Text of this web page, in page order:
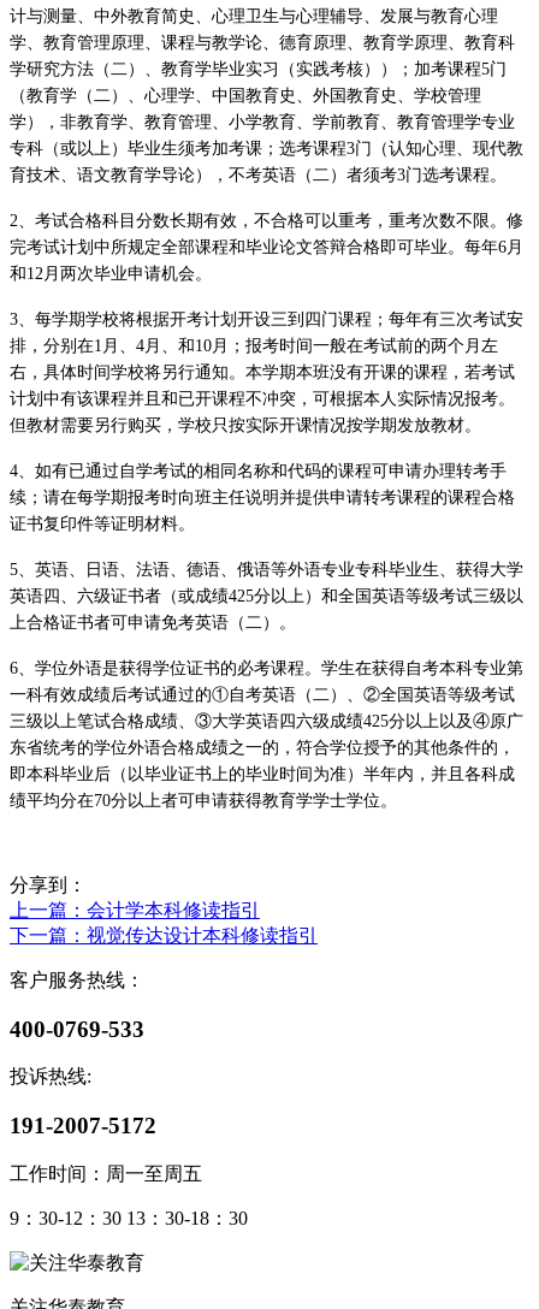
计与测量、中外教育简史、心理卫生与心理辅导、发展与教育心理
学、教育管理原理、课程与教学论、德育原理、教育学原理、教育科
学研究方法（二）、教育学毕业实习（实践考核）
）；加考课程5门
（教育学（二）、心理学、中国教育史、外国教育史、学校管理
学），非教育学、教育管理、小学教育、学前教育、教育管理学专业
专科（或以上）毕业生须考加考课；选考课程3门（认知心理、现代教
育技术、语文教育学导论）
， 不考英语（二）者须考3门选考课程。
2、 考试合格科目分数长期有效，不合格可以重考，重考次数不限。修
完考试计划中所规定全部课程和毕业论文答辩合格即可毕业。 每年6月
和12月两次毕业申请机会。
3、 每学期学校将根据开考计划开设三到四门课程；每年有三次考试安
排 ，分别在1月、4月、和10月；报考时间一般在考试前的两个月左
右，具体时间学校将另行通知。本学期本班没有开课的课程，若考试
计划中有该课程并且和已开课程不冲突，可根据本人实际情况报考。
但教材需要另行购买，学校只按实际开课情况按学期发放教材。
4、 如有已通过自学考试的相同名称和代码的课程可申请办理转考手
续； 请在每学期报考时向班主任说明并提供申请转考课程的课程合格
证书复印件等证明材料。
5、 英语、日语、法语、德语、俄语等外语专业专科毕业生、获得大学
英语四、六级证书者 （或成绩425分以上） 和全国英语等级考试三级以
上合格证书者可申请免考英语（二）
。
6 学位外语是获得学位证书的必考课程 。学生在获得自考本科专业第
一科有效成绩后考试通过的①自考英语（二）、 ②全国英语等级考试
三级以上笔试合格成绩、 ③大学英语四六级成绩425分以上以及④原广
东省统考的学位外语合格成绩之一的，符合学位授予的其他条件的，
即本科毕业后（以毕业证书上的毕业时间为准） 半年内 ，并且各科成
绩平均分在70分以上者可申请获得教育学学士学位 。
分享到：
上一篇 ：会计学本科修读指引
下一篇 ：视觉传达设计本科修读指引
客户服务热线：
400-0769-533
投诉热线:
191-2007-5172
工作时间：周一至周五
9：30-12：30 13：30-18：30